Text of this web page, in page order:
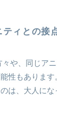
ィとの接
や、同じア
性もありま
は、大人に